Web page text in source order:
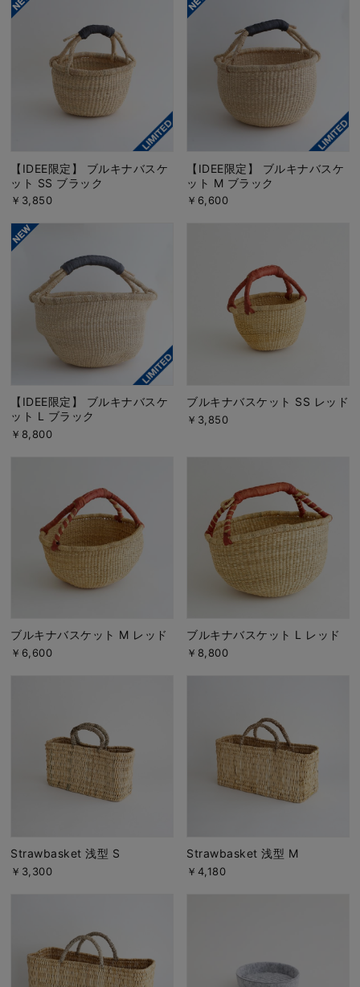
【IDEE限定】 ブルキナバスケ
ット SS ブラック
￥3,850
【IDEE限定】 ブルキナバスケ
ット M ブラック
￥6,600
【IDEE限定】 ブルキナバスケ
ット L ブラック
￥8,800
ブルキナバスケット SS レッド
￥3,850
ブルキナバスケット M レッド
￥6,600
ブルキナバスケット L レッド
￥8,800
Strawbasket 浅型 S
￥3,300
Strawbasket 浅型 M
￥4,180